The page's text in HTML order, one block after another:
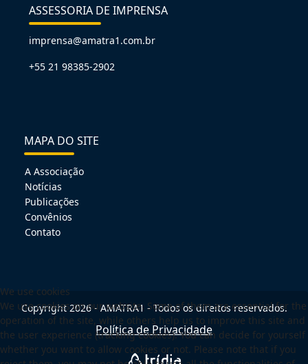
ASSESSORIA DE IMPRENSA
imprensa@amatra1.com.br
+55 21 98385-2902
MAPA DO SITE
A Associação
Notícias
Publicações
Convênios
Contato
Copyright 2026 - AMATRA1 - Todos os direitos reservados.
Política de Privacidade
We use cookies
We use cookies on our website. Some of them are essential for the
operation of the site, while others help us to improve this site and
the user experience (tracking cookies). You can decide for yourself
whether you want to allow cookies or not. Please note that if you